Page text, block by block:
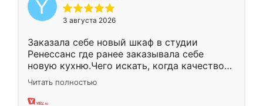
3 августа 2026
Заказала себе новый шкаф в студии
Ренессанс где ранее заказывала себе
новую кухню.Чего искать, когда качеством
вполне довольна. Служит кухня уже почти
два года, нареканий нет.
Читать полностью